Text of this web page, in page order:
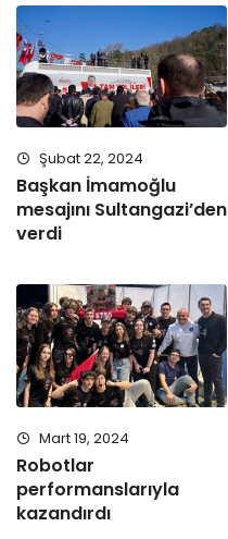
Şubat 22, 2024
Başkan İmamoğlu
mesajını Sultangazi’den
verdi
Mart 19, 2024
Robotlar
performanslarıyla
kazandırdı